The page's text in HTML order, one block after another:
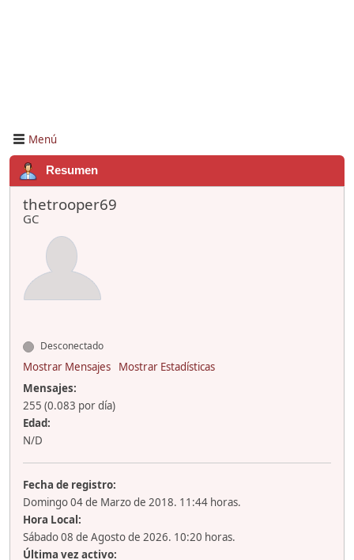
Menú
Resumen
thetrooper69
GC
Desconectado
Mostrar Mensajes
Mostrar Estadísticas
Mensajes:
255 (0.083 por día)
Edad:
N/D
Fecha de registro:
Domingo 04 de Marzo de 2018. 11:44 horas.
Hora Local:
Sábado 08 de Agosto de 2026. 10:20 horas.
Última vez activo: